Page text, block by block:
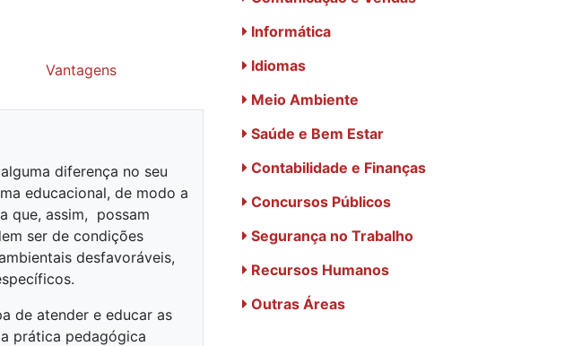
Vantagens
diferença no seu
educacional, de modo a
que, assim, possam
ser de condições
desfavoráveis,
de atender e educar as
prática pedagógica
Informática
Idiomas
Meio Ambiente
Saúde e Bem Estar
Contabilidade e Finanças
Concursos Públicos
Segurança no Trabalho
Recursos Humanos
Outras Áreas